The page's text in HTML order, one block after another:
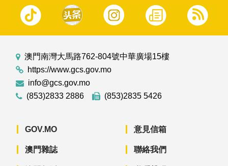
澳門南灣大馬路762-804號中華廣場15樓
https://www.gcs.gov.mo
info@gcs.gov.mo
(853)2833 2886
(853)2835 5426
GOV.MO
澳門雜誌
意見信箱
聯絡我們